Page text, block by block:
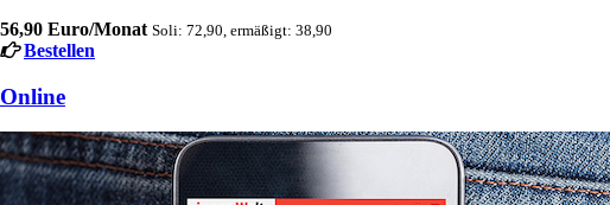
56,90 Euro/Monat Soli: 72,90, ermäßigt: 38,90
Bestellen
Online